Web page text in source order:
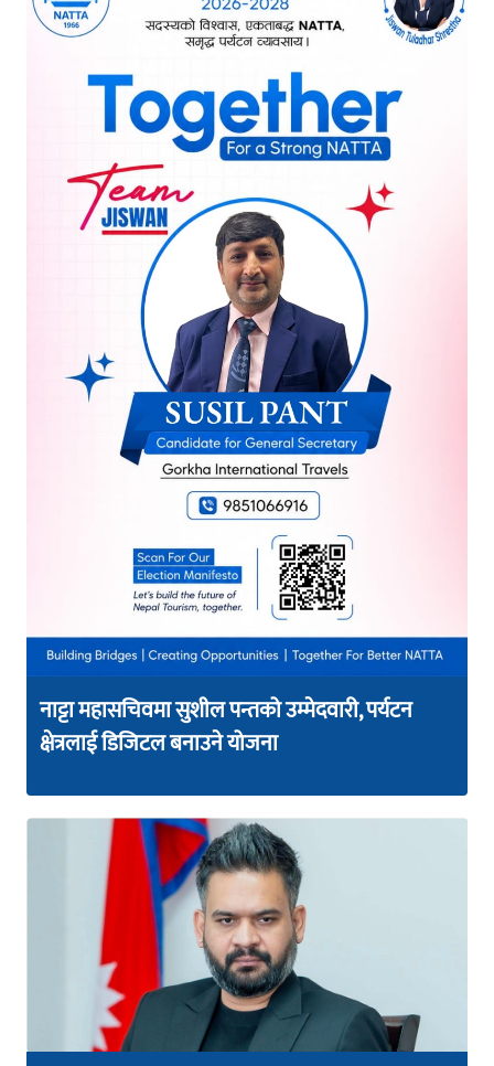
नाट्टा महासचिवमा सुशील पन्तको उम्मेदवारी, पर्यटन
क्षेत्रलाई डिजिटल बनाउने योजना